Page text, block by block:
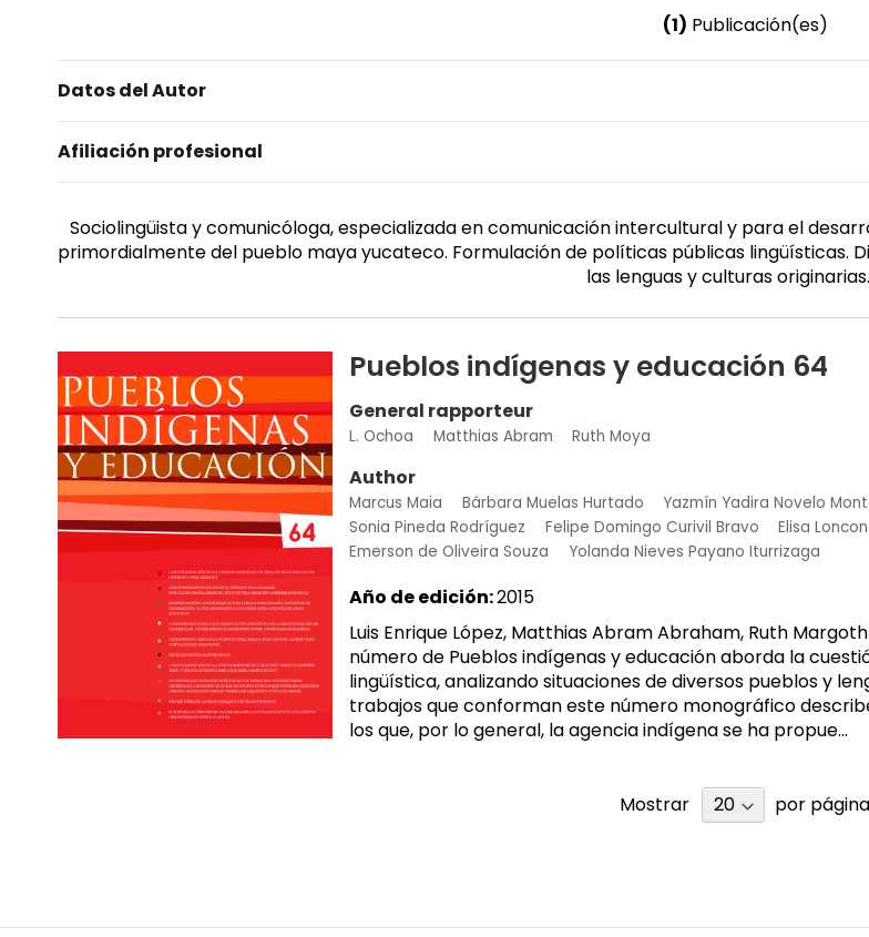
(1) Publicación(es)
Datos del Autor
Femenino
Afiliación profesional
Sociolingüista y comunicóloga, especializada en comunicación intercultural y para el
primordialmente del pueblo maya yucateco. Formulación de políticas públicas lingüísticas.
las lenguas y culturas originarias.
Pueblos indígenas y educación 64
General rapporteur
L. Ochoa Matthias Abram Ruth Moya
Author
Marcus Maia Bárbara Muelas Hurtado Yazmín Yadira Novelo
Sonia Pineda Rodríguez
Felipe Domingo Curivil Bravo
Elisa
Emerson de Oliveira Souza
Yolanda Nieves Payano Iturrizaga
Año de edición:2015
Luis Enrique López, Matthias Abram Abraham, Ruth
número de Pueblos indígenas y educación aborda la
lingüística, analizando situaciones de diversos pueblos y
trabajos que conforman este número monográfico
los que, por lo general, la agencia indígena se ha propue...
Mostrar por página